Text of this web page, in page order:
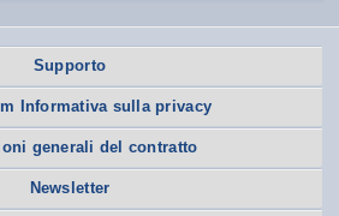
Supporto
Informativa sulla privacy
generali del contratto
Newsletter